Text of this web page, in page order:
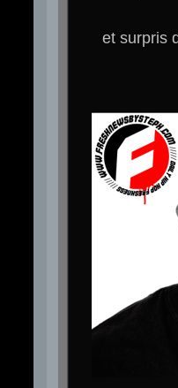
et surpris